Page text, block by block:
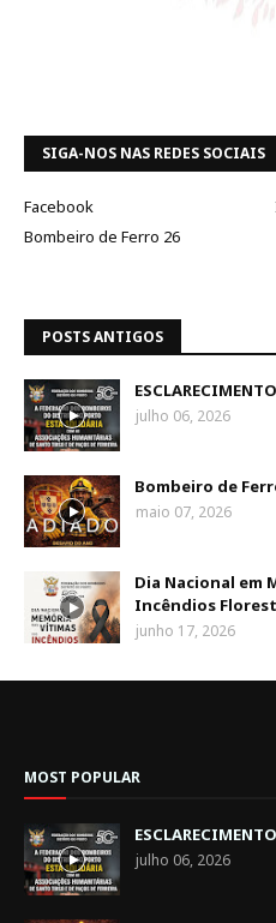
SIGA-NOS NAS REDES SOCIAIS
Facebook
Bombeiro de Ferro 26
POSTS ANTIGOS
ESCLARECIMENTO
julho 06, 2026
Bombeiro de
maio 07, 2026
Dia Nacional em
Incêndios
junho 17, 2026
MOST POPULAR
ESCLARECIMENTO
julho 06, 2026